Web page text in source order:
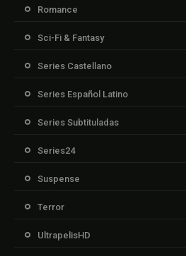
Romance
Sci-Fi & Fantasy
Series Castellano
Series Español Latino
Series Subtituladas
Series24
Suspense
Terror
UltrapelisHD